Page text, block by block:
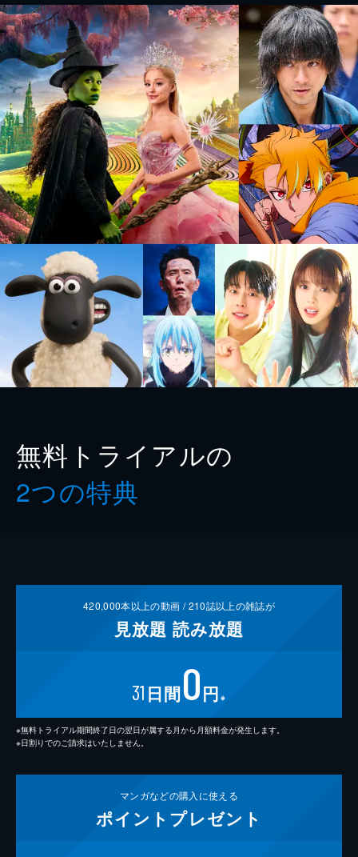
無料トライアルの
2つの特典
420,000本以上の動画 /210誌以上の雑誌が
見放題 読み放題
31 日間0円 ※
※無料トライアル期間終了日の翌日が属する月から月額料金が発生します。
※日割りでのご請求はいたしません。
マンガなどの購入に使える
ポイント プレゼント